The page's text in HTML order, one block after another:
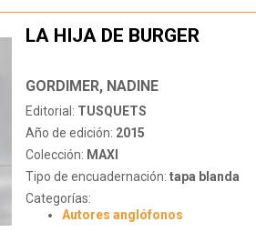
LA HIJA DE BURGER
GORDIMER, NADINE
Editorial: TUSQUETS
Año de edición: 2015
Colección: MAXI
Tipo de encuadernación: tapa blanda
Categorías:
Autores anglófonos